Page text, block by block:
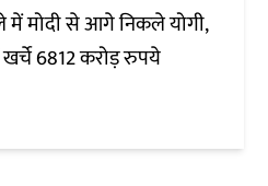
में मोदी से आगे निकले योगी,
6812 करोड़ रुपये